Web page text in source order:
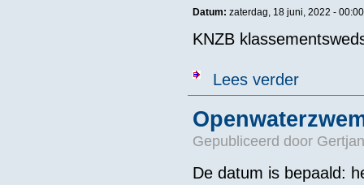
Datum: zaterdag, 18 juni, 2022 - 00:00
KNZB
Lees verderover Oude
Gepubliceerd door
De datum is bepaald: